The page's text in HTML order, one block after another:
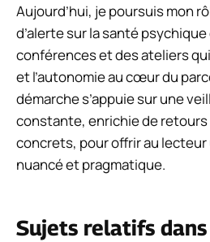
Aujourd’hui, je poursuis mon
d’alerte sur la santé
conférences et des ateliers
et l’autonomie au cœur du
démarche s’appuie sur une
constante, enrichie de retours
concrets, pour offrir au lecteur
nuancé et pragmatique.
Sujets relatifs